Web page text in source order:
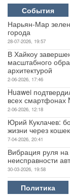
Спорт
Контакты
События
Нарьян-Мар
города
28-07-2026, 19:57
В Хайкоу
масштабного
архитектурой
2-06-2026, 17:46
Huawei
всех смартфонах
2-06-2026, 12:18
Юрий Куклачев:
жизни через кошек
7-04-2026, 20:41
Вибрация руля
неисправности
30-03-2026, 19:58
Политика